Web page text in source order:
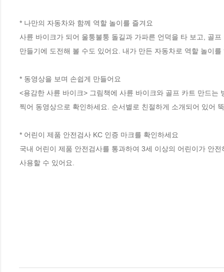
* 나만의 자동차와 함께 역할 놀이를 즐겨요
사륜 바이크가 되어 울퉁불퉁 돌길과 가파른 언덕을 타 보고, 골
만들기에 도전해 볼 수도 있어요. 내가 만든 자동차로 역할 놀이
* 동영상을 보며 손쉽게 만들어요
<용감한 사륜 바이크> 그림책에 사륜 바이크와 골프 카트 만드
찍어 동영상으로 확인하세요. 순서별로 친절하게 소개되어 있어
* 어린이 제품 안전검사 KC 인증 마크를 확인하세요
국내 어린이 제품 안전검사를 통과하여 3세 이상의 어린이가 안
사용할 수 있어요.